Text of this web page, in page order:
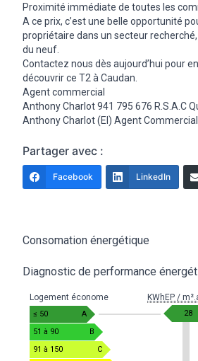
Proximité immédiate de toutes les
A ce prix, c’est une belle opportunité
propriétaire dans un secteur
du neuf.
Contactez nous dès aujourd’hui pour
découvrir ce T2 à Caudan.
Agent commercial
Anthony Charlot 941 795 676 R.S.A.C
Anthony Charlot (EI) Agent Commercial
Partager avec :
Facebook LinkedIn
Consomation énergétique
Diagnostic de performance
Logement économe KWhEP /
≤ 50
A
51 à 90
B
91 à 150
C
28